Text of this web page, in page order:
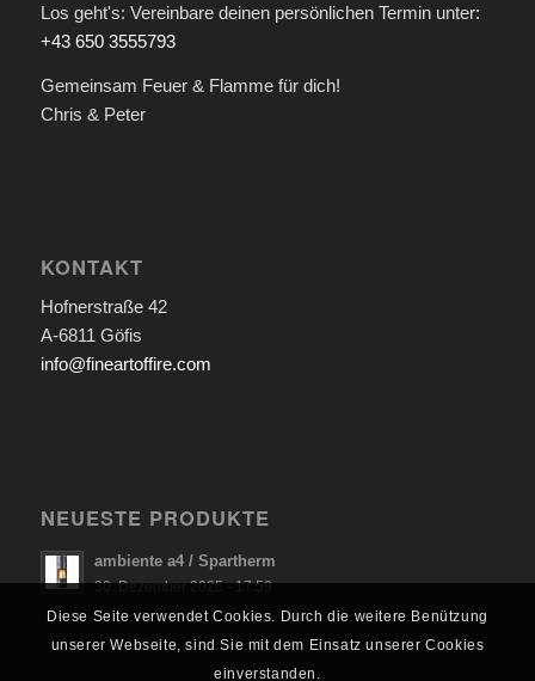
Los geht's: Vereinbare deinen persönlichen Termin unter:
+43 650 3555793
Gemeinsam Feuer & Flamme für dich!
Chris & Peter
KONTAKT
Hofnerstraße 42
A-6811 Göfis
info@fineartoffire.com
NEUESTE PRODUKTE
ambiente a4 / Spartherm
30. Dezember 2025 - 17:59
Diese Seite verwendet Cookies. Durch die weitere Benützung
unserer Webseite, sind Sie mit dem Einsatz unserer Cookies
einverstanden.